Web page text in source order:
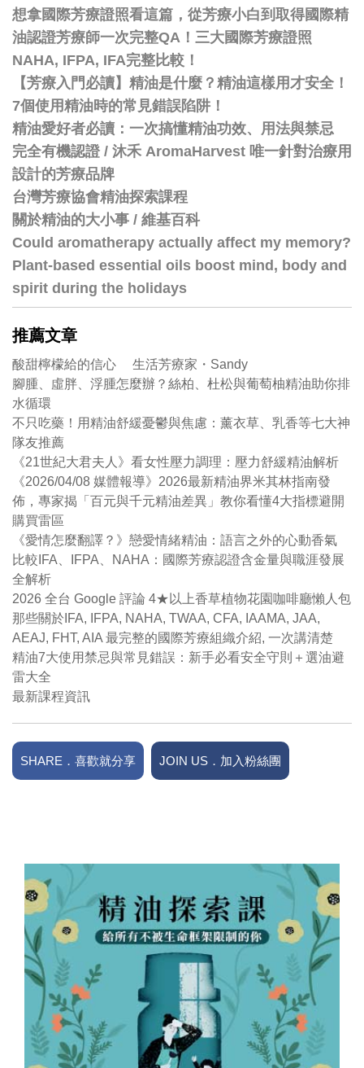
想拿國際芳療證照看這篇，從芳療小白到取得國際精
油認證芳療師一次完整QA！三大國際芳療證照
NAHA, IFPA, IFA完整比較！
【芳療入門必讀】精油是什麼？精油這樣用才安全！
7個使用精油時的常見錯誤陷阱！
精油愛好者必讀：一次搞懂精油功效、用法與禁忌
完全有機認證 / 沐禾 AromaHarvest 唯一針對治療用
設計的芳療品牌
台灣芳療協會精油探索課程
關於精油的大小事 / 維基百科
Could aromatherapy actually affect my memory?
Plant-based essential oils boost mind, body and
spirit during the holidays
推薦文章
酸甜檸檬給的信心 生活芳療家・Sandy
腳腫、虛胖、浮腫怎麼辦？絲柏、杜松與葡萄柚精油助你排
水循環
不只吃藥！用精油舒緩憂鬱與焦慮：薰衣草、乳香等七大神
隊友推薦
《21世紀大君夫人》看女性壓力調理：壓力舒緩精油解析
《2026/04/08 媒體報導》2026最新精油界米其林指南發
佈，專家揭「百元與千元精油差異」教你看懂4大指標避開
購買雷區
《愛情怎麼翻譯？》戀愛情緒精油：語言之外的心動香氣
比較IFA、IFPA、NAHA：國際芳療認證含金量與職涯發展
全解析
2026 全台 Google 評論 4★以上香草植物花園咖啡廳懶人包
那些關於IFA, IFPA, NAHA, TWAA, CFA, IAAMA, JAA,
AEAJ, FHT, AIA 最完整的國際芳療組織介紹, 一次講清楚
精油7大使用禁忌與常見錯誤：新手必看安全守則＋選油避
雷大全
最新課程資訊
SHARE．喜歡就分享 JOIN US．加入粉絲團